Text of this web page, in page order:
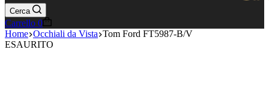
Cerca
Carrello 0
Home Occhiali da Vista Tom Ford FT5987-B/V
ESAURITO